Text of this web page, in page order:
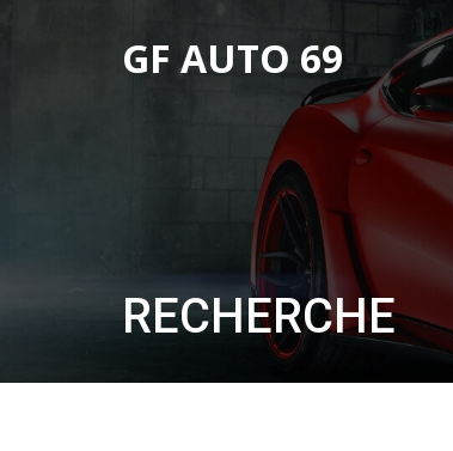
GF AUTO 69
RECHERCHE